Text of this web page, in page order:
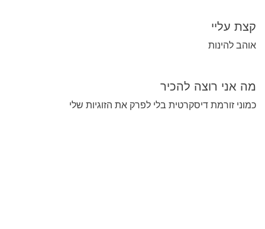
קצת עליי
אוהב להינות
מה אני רוצה להכיר
כמוני זורמת דיסקרטית בלי לפרק את הזוגיות שלי